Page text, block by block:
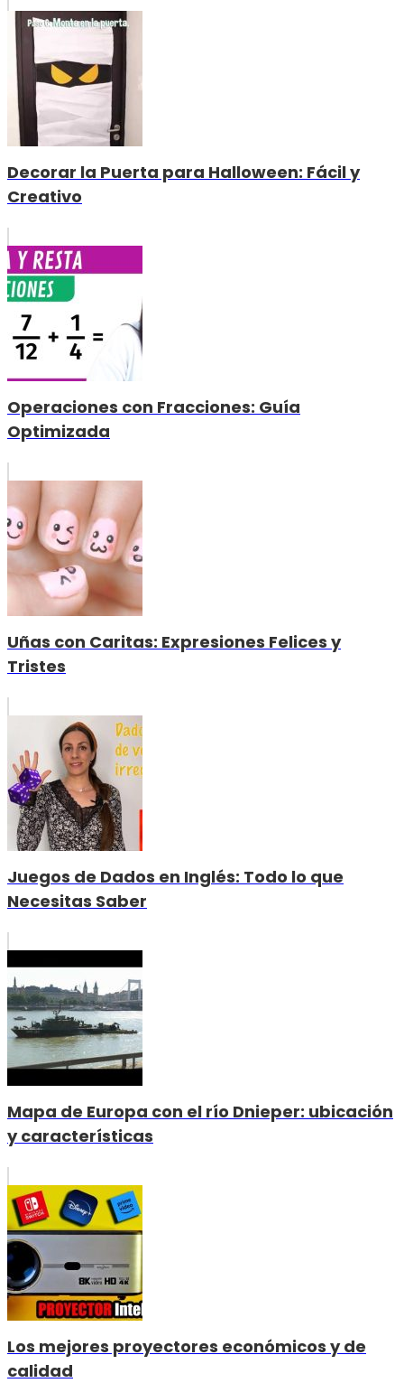
Decorar la Puerta para Halloween: Fácil y
Creativo
Operaciones con Fracciones: Guía
Optimizada
Uñas con Caritas: Expresiones Felices y
Tristes
Juegos de Dados en Inglés: Todo lo que
Necesitas Saber
Mapa de Europa con el río Dnieper: ubicación
y características
Los mejores proyectores económicos y de
calidad